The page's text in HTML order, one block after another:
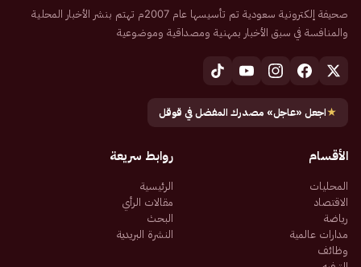
صحيفة إلكترونية سعودية تم تأسيسها عام 2007م تهتم بنشر الأخبار المحلية
والمنافسة في سبق الأخبار بمهنية ومصداقية وموضوعية
★اجعل «عاجل» مصدرك المفضل في قوقل
الأقسام
المحليات
الاقتصاد
رياضة
مدارات عالمية
وظائف
روابط سريعة
الرئيسية
مقالات الرأي
البحث
النشرة البريدية